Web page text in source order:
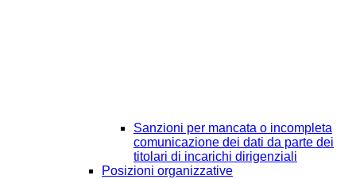
Sanzioni per mancata o incompleta
comunicazione dei dati da parte dei
titolari di incarichi dirigenziali
Posizioni organizzative